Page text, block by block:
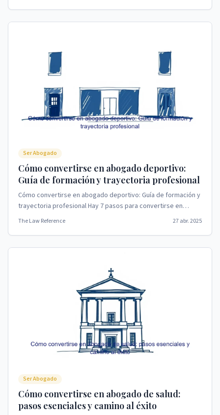
Ser Abogado
Cómo convertirse en abogado deportivo:
Guía de formación y trayectoria profesional
Cómo convertirse en abogado deportivo: Guía de formación y
trayectoria profesional Hay 7 pasos para convertirse en
abogado deportivo.
The Law Reference 27 abr. 2025
Ser Abogado
Cómo convertirse en abogado de salud:
pasos esenciales y camino al éxito